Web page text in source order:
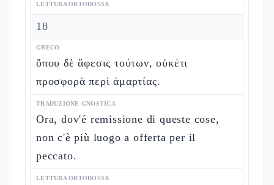
LETTURA ORTODOSSA
18
GRECO
ὅπου δὲ ἄφεσις τούτων, οὐκέτι
προσφορὰ περὶ ἁμαρτίας.
TRADUZIONE GNOSTICA
Ora, dov'é remissione di queste cose,
non c'è più luogo a offerta per il
peccato.
LETTURA ORTODOSSA